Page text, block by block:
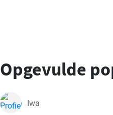
Opgevulde
Iwa